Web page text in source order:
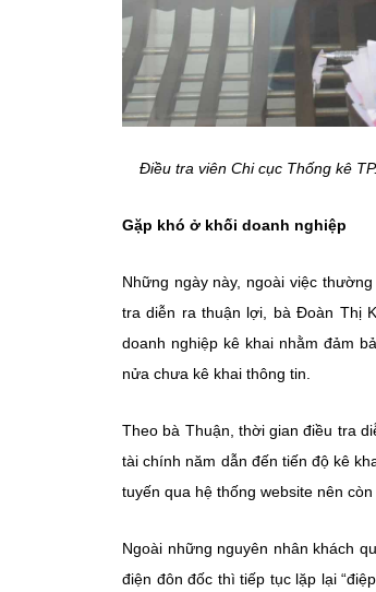
Điều tra viên Chi cục Thống kê
Gặp khó ở khối doanh nghiệp
Những ngày này, ngoài việc
tra diễn ra thuận lợi, bà Đoàn Thị
doanh nghiệp kê khai nhằm đảm
nửa chưa kê khai thông tin.
Theo bà Thuận, thời gian điều tra
tài chính năm dẫn đến tiến độ kê
tuyến qua hệ thống website nên
Ngoài những nguyên nhân khách
điện đôn đốc thì tiếp tục lặp lại